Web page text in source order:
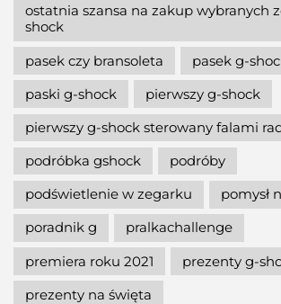
ostatnia szansa na zakup wybranych
shock
pasek czy bransoleta
pasek g-
paski g-shock
pierwszy g-shock
pierwszy g-shock sterowany falami
podróbka gshock
podróby
podświetlenie w zegarku
pomysł
poradnik g
pralkachallenge
premiera roku 2021
prezenty g-
prezenty na święta